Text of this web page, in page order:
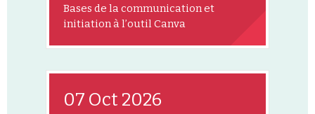
Bases de la communication et
initiation à l’outil Canva
07 Oct 2026